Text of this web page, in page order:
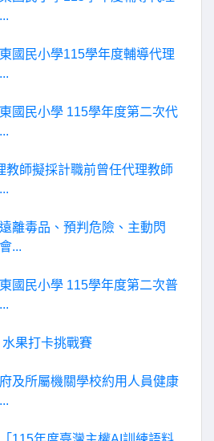
國民小學115學年度輔導代理
國民小學 115學年度第二次代
教師擬採計職前曾任代理教師
離毒品、預判危險、主動閃
...
國民小學 115學年度第二次普
水果打卡挑戰賽
及所屬機關學校約用人員健康